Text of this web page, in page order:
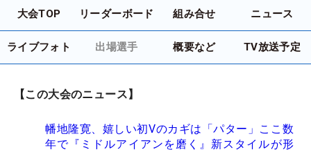
大会TOP リーダーボード 組み合せ ニュース
ライブフォト 出場選手 概要など TV放送予定
【この大会のニュース】
幡地隆寛、嬉しい初Vのカギは「パター」ここ数
年で『ミドルアイアンを磨く』新スタイルが形